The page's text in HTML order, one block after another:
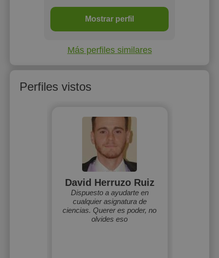
Mostrar perfil
Más perfiles similares
Perfiles vistos
David Herruzo Ruiz
Dispuesto a ayudarte en
cualquier asignatura de
ciencias. Querer es poder, no
olvides eso